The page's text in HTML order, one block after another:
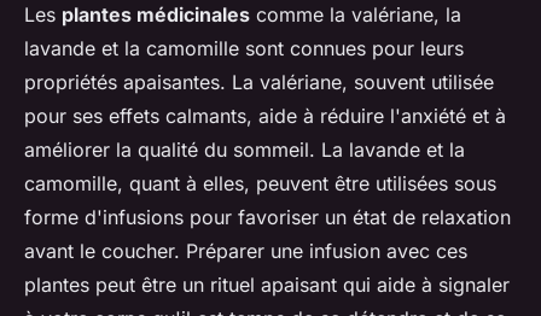
Les plantes médicinales comme la valériane, la
lavande et la camomille sont connues pour leurs
propriétés apaisantes. La valériane, souvent utilisée
pour ses effets calmants, aide à réduire l'anxiété et à
améliorer la qualité du sommeil. La lavande et la
camomille, quant à elles, peuvent être utilisées sous
forme d'infusions pour favoriser un état de relaxation
avant le coucher. Préparer une infusion avec ces
plantes peut être un rituel apaisant qui aide à signaler